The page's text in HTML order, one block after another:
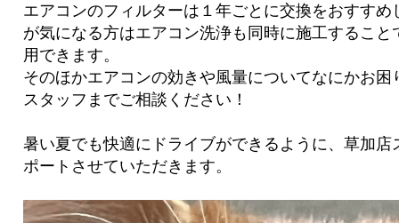
エアコンのフィルターは１年ごとに交換をおすす
が気になる方はエアコン洗浄も同時に施工するこ
用できます。
そのほかエアコンの効きや風量についてなにかお
スタッフまでご相談ください！
暑い夏でも快適にドライブができるように、草加
ポートさせていただきます。